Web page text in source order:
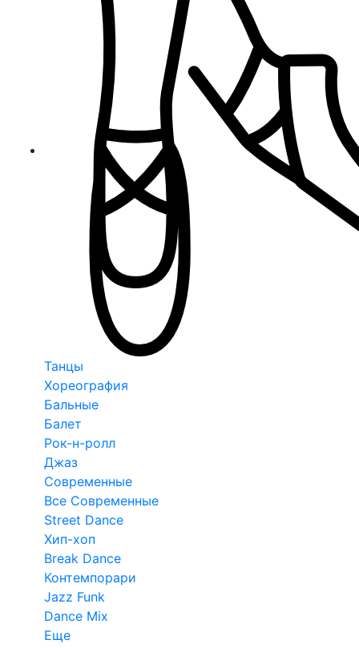
Танцы
Хореография
Бальные
Балет
Рок-н-ролл
Джаз
Современные
Все Современные
Street Dance
Хип-хоп
Break Dance
Контемпорари
Jazz Funk
Dance Mix
Еще